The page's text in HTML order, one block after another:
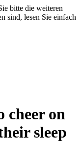
bitte die weiteren
sind, lesen Sie einfach
cheer on
sleep